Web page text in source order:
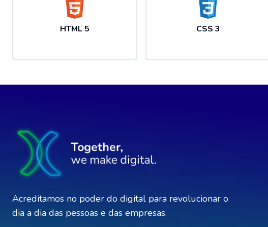
HTML 5 CSS 3
Acreditamos no poder do digital para revolucionar o
dia a dia das pessoas e das empresas.